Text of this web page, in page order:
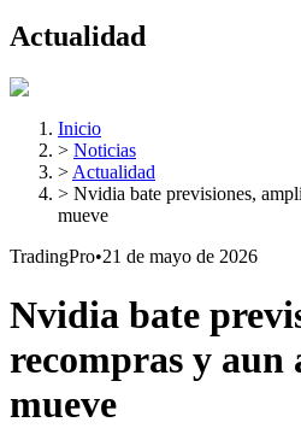
Actualidad
Inicio
> Noticias
> Actualidad
> Nvidia bate previsiones,
mueve
TradingPro•21 de mayo de 2026
Nvidia bate
recompras y aun
mueve